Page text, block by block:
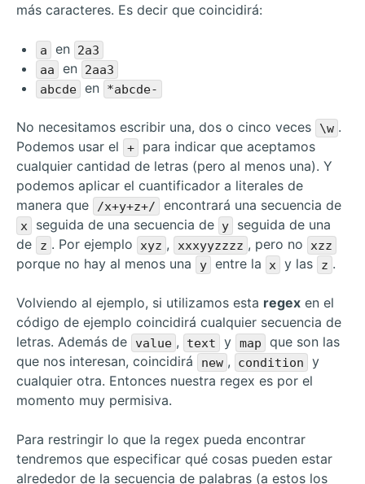
más caracteres. Es decir que coincidirá:
a en 2a3
aa
en 2aa3
abcde en *abcde-
No necesitamos escribir una, dos o cinco veces \w .
Podemos usar el
+
para indicar que aceptamos
cualquier cantidad de letras (pero al menos una). Y
podemos aplicar el cuantificador a literales de
manera que
/x+y+z+/ encontrará una secuencia de
x seguida de una secuencia de y
seguida de una
de
z . Por ejemplo xyz , xxxyyzzzz , pero no xzz
porque no hay al menos una y entre la x y las z .
Volviendo al ejemplo, si utilizamos esta regex en el
código de ejemplo coincidirá cualquier secuencia de
letras. Además de
value , text y map
que son las
que nos interesan, coincidirá
new , condition
y
cualquier otra. Entonces nuestra regex es por el
momento muy permisiva.
Para restringir lo que la regex pueda encontrar
tendremos que especificar qué cosas pueden estar
alrededor de la secuencia de palabras (a estos los